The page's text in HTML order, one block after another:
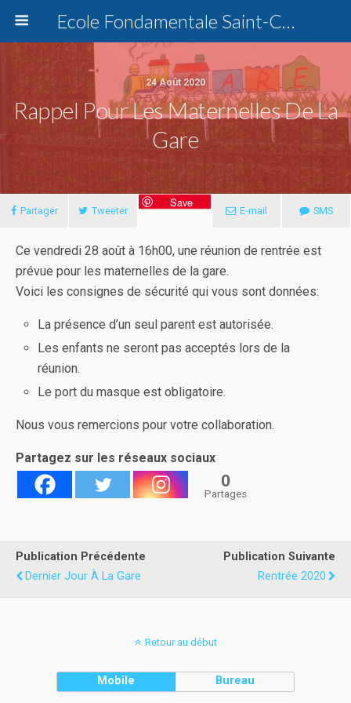
Ecole Fondamentale Saint-Charles Dottignies
24 Août 2020
Rappel Pour Les Maternelles De La
Gare
Partager Tweeter
Save
E-mail SMS
Ce vendredi 28 août à 16h00, une réunion de rentrée est
prévue pour les maternelles de la gare.
Voici les consignes de sécurité qui vous sont données:
La présence d’un seul parent est autorisée.
Les enfants ne seront pas acceptés lors de la
réunion.
Le port du masque est obligatoire.
Nous vous remercions pour votre collaboration.
Partagez sur les réseaux sociaux
0
Partages
Publication Précédente
Dernier Jour À La Gare
Publication Suivante
Rentrée 2020
Retour au début
Mobile Bureau